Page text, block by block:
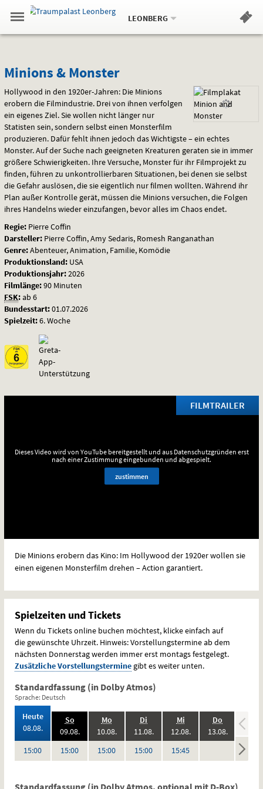
Springe
zum
,zum
.
Navigation
Gehe
zur
Standortauswahl
Standort:
LEONBERG.
Hinweis
Minions
&
Monster
Minions & Monster
Hollywood in den 1920er-Jahren: Die Minions
erobern die Filmindustrie. Drei von ihnen verfolgen
ein eigenes Ziel. Sie wollen nicht länger nur
Statisten sein, sondern selbst einen Monsterfilm
produzieren. Dafür fehlt ihnen jedoch das Wichtigste – ein echtes
Monster. Auf der Suche nach geeigneten Kreaturen geraten sie in immer
größere Schwierigkeiten. Ihre Versuche, Monster für ihr Filmprojekt zu
finden, führen zu unkontrollierbaren Situationen, bei denen sie selbst
die Gefahr auslösen, die sie eigentlich nur filmen wollten. Während ihr
Plan außer Kontrolle gerät, müssen die Minions versuchen, die Folgen
ihres Handelns wieder einzufangen, bevor alles im Chaos endet.
Regie: Pierre Coffin
Darsteller: Pierre Coffin, Amy Sedaris, Romesh Ranganathan
Genre:Abenteuer, Animation, Familie, Komödie
Produktionsland: USA
Produktionsjahr:2026
Filmlänge:90 Minuten
FSK:ab 6
Bundesstart:01.07.2026
Spielzeit:6. Woche
FILMTRAILER
Dieses Video wird von YouTube bereitgestellt und aus Datenschutzgründen erst
nach einer Zustimmung eingebunden und abgespielt.
zustimmen
Die Minions erobern das Kino: Im Hollywood der 1920er wollen sie
einen eigenen Monsterfilm drehen – Action garantiert.
Spielzeiten und Tickets
Wenn du Tickets online buchen möchtest, klicke einfach auf
die gewünschte Uhrzeit. Hinweis: Vorstellungstermine ab dem
nächsten Donnerstag werden immer erst montags festgelegt.
Zusätzliche Vorstellungstermine gibt es weiter unten.
Standardfassung (in Dolby Atmos)
Sprache: Deutsch
Heute,
08.08.2026:
15:00Uhr
So.,
09.08.2026:
15:00Uhr
Mo.,
10.08.2026:
15:00Uhr
Di
11.08.2026:
15:00Uhr
Mi.,
12.08.2026:
15:45Uhr
Do
13.08.2026:
Vorstellungen
keine